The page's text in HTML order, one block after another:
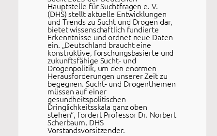
Hauptstelle für Suchtfragen e. V.
(DHS) stellt aktuelle Entwicklungen
und Trends zu Sucht und Drogen dar,
bietet wissenschaftlich fundierte
Erkenntnisse und ordnet neue Daten
ein. „Deutschland braucht eine
konstruktive, forschungsbasierte und
zukunftsfähige Sucht- und
Drogenpolitik, um den enormen
Herausforderungen unserer Zeit zu
begegnen. Sucht- und Drogenthemen
müssen auf einer
gesundheitspolitischen
Dringlichkeitsskala ganz oben
stehen“, fordert Professor Dr. Norbert
Scherbaum, DHS
Vorstandsvorsitzender.